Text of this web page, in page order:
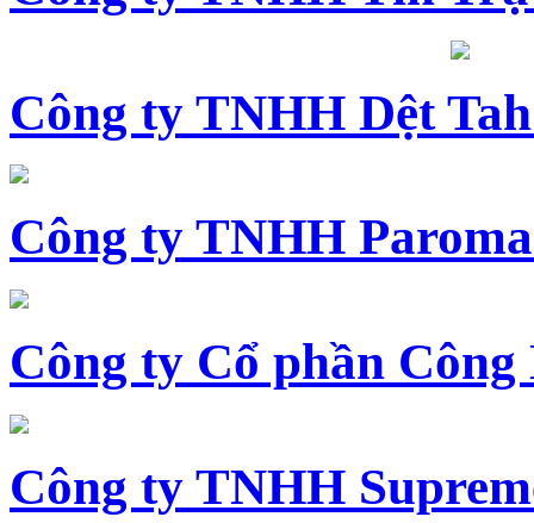
Công ty TNHH Dệt
Công ty TNHH
Công ty Cổ phần Công
Công ty TNHH